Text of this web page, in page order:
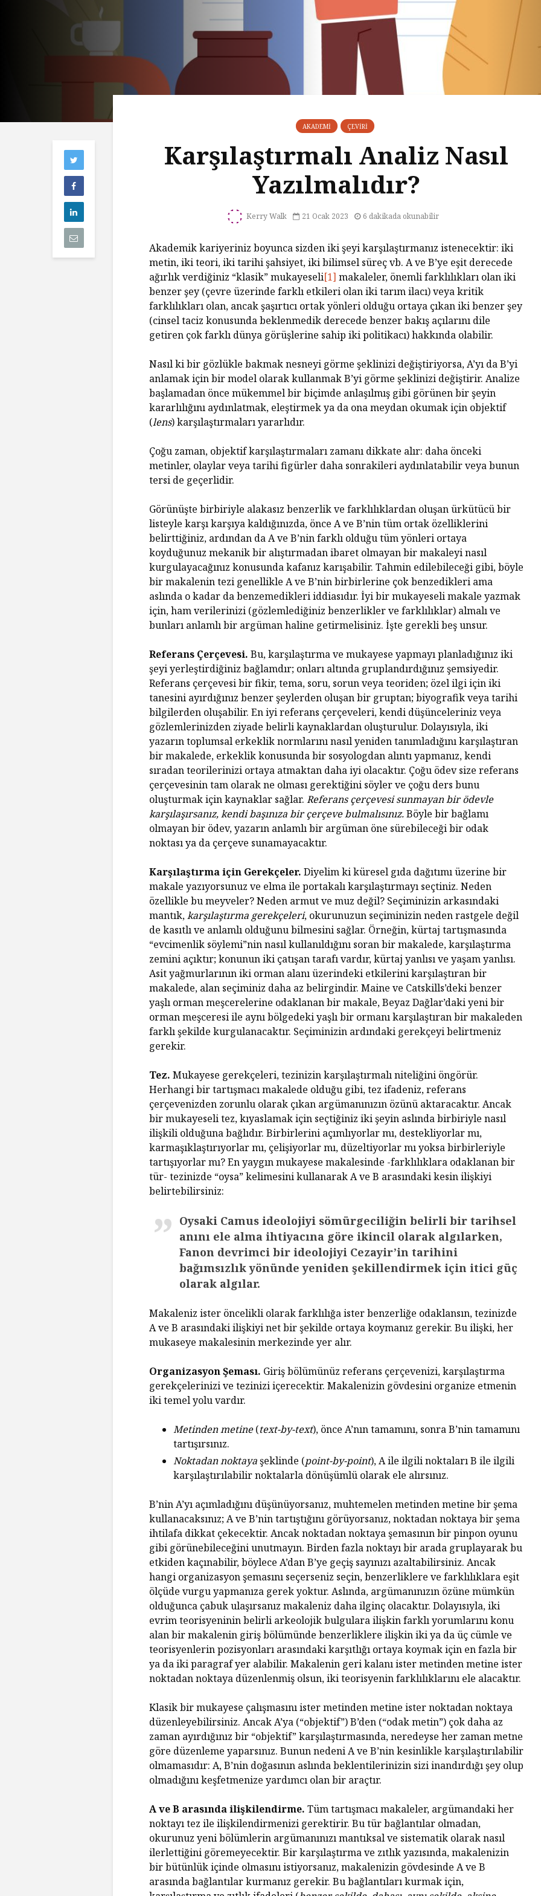
AKADEMI ÇEVIRI
Karşılaştırmalı Analiz Nasıl
Yazılmalıdır?
Kerry Walk 21 Ocak 2023 6 dakikada okunabilir
Akademik kariyeriniz boyunca sizden iki şeyi karşılaştırmanız istenecektir: iki
metin, iki teori, iki tarihi şahsiyet, iki bilimsel süreç vb. A ve B’ye eşit derecede
ağırlık verdiğiniz “klasik” mukayeseli[1] makaleler, önemli farklılıkları olan iki
benzer şey (çevre üzerinde farklı etkileri olan iki tarım ilacı) veya kritik
farklılıkları olan, ancak şaşırtıcı ortak yönleri olduğu ortaya çıkan iki benzer şey
(cinsel taciz konusunda beklenmedik derecede benzer bakış açılarını dile
getiren çok farklı dünya görüşlerine sahip iki politikacı) hakkında olabilir.
Nasıl ki bir gözlükle bakmak nesneyi görme şeklinizi değiştiriyorsa, A’yı da B’yi
anlamak için bir model olarak kullanmak B’yi görme şeklinizi değiştirir. Analize
başlamadan önce mükemmel bir biçimde anlaşılmış gibi görünen bir şeyin
kararlılığını aydınlatmak, eleştirmek ya da ona meydan okumak için objektif
(lens) karşılaştırmaları yararlıdır.
Çoğu zaman, objektif karşılaştırmaları zamanı dikkate alır: daha önceki
metinler, olaylar veya tarihi figürler daha sonrakileri aydınlatabilir veya bunun
tersi de geçerlidir.
Görünüşte birbiriyle alakasız benzerlik ve farklılıklardan oluşan ürkütücü bir
listeyle karşı karşıya kaldığınızda, önce A ve B’nin tüm ortak özelliklerini
belirttiğiniz, ardından da A ve B’nin farklı olduğu tüm yönleri ortaya
koyduğunuz mekanik bir alıştırmadan ibaret olmayan bir makaleyi nasıl
kurgulayacağınız konusunda kafanız karışabilir. Tahmin edilebileceği gibi, böyle
bir makalenin tezi genellikle A ve B’nin birbirlerine çok benzedikleri ama
aslında o kadar da benzemedikleri iddiasıdır. İyi bir mukayeseli makale yazmak
için, ham verilerinizi (gözlemlediğiniz benzerlikler ve farklılıklar) almalı ve
bunları anlamlı bir argüman haline getirmelisiniz. İşte gerekli beş unsur.
Referans Çerçevesi. Bu, karşılaştırma ve mukayese yapmayı planladığınız iki
şeyi yerleştirdiğiniz bağlamdır; onları altında gruplandırdığınız şemsiyedir.
Referans çerçevesi bir fikir, tema, soru, sorun veya teoriden; özel ilgi için iki
tanesini ayırdığınız benzer şeylerden oluşan bir gruptan; biyografik veya tarihi
bilgilerden oluşabilir. En iyi referans çerçeveleri, kendi düşünceleriniz veya
gözlemlerinizden ziyade belirli kaynaklardan oluşturulur. Dolayısıyla, iki
yazarın toplumsal erkeklik normlarını nasıl yeniden tanımladığını karşılaştıran
bir makalede, erkeklik konusunda bir sosyologdan alıntı yapmanız, kendi
sıradan teorilerinizi ortaya atmaktan daha iyi olacaktır. Çoğu ödev size referans
çerçevesinin tam olarak ne olması gerektiğini söyler ve çoğu ders bunu
oluşturmak için kaynaklar sağlar. Referans çerçevesi sunmayan bir ödevle
karşılaşırsanız, kendi başınıza bir çerçeve bulmalısınız.Böyle bir bağlamı
olmayan bir ödev, yazarın anlamlı bir argüman öne sürebileceği bir odak
noktası ya da çerçeve sunamayacaktır.
Karşılaştırma için Gerekçeler. Diyelim ki küresel gıda dağıtımı üzerine bir
makale yazıyorsunuz ve elma ile portakalı karşılaştırmayı seçtiniz. Neden
özellikle bu meyveler? Neden armut ve muz değil? Seçiminizin arkasındaki
mantık,karşılaştırma gerekçeleri, okurunuzun seçiminizin neden rastgele değil
de kasıtlı ve anlamlı olduğunu bilmesini sağlar. Örneğin, kürtaj tartışmasında
“evcimenlik söylemi”nin nasıl kullanıldığını soran bir makalede, karşılaştırma
zemini açıktır; konunun iki çatışan tarafı vardır, kürtaj yanlısı ve yaşam yanlısı.
Asit yağmurlarının iki orman alanı üzerindeki etkilerini karşılaştıran bir
makalede, alan seçiminiz daha az belirgindir. Maine ve Catskills’deki benzer
yaşlı orman meşcerelerine odaklanan bir makale, Beyaz Dağlar’daki yeni bir
orman meşceresi ile aynı bölgedeki yaşlı bir ormanı karşılaştıran bir makaleden
farklı şekilde kurgulanacaktır. Seçiminizin ardındaki gerekçeyi belirtmeniz
gerekir.
Tez. Mukayese gerekçeleri, tezinizin karşılaştırmalı niteliğini öngörür.
Herhangi bir tartışmacı makalede olduğu gibi, tez ifadeniz, referans
çerçevenizden zorunlu olarak çıkan argümanınızın özünü aktaracaktır. Ancak
bir mukayeseli tez, kıyaslamak için seçtiğiniz iki şeyin aslında birbiriyle nasıl
ilişkili olduğuna bağlıdır. Birbirlerini açımlıyorlar mı, destekliyorlar mı,
karmaşıklaştırıyorlar mı, çelişiyorlar mı, düzeltiyorlar mı yoksa birbirleriyle
tartışıyorlar mı? En yaygın mukayese makalesinde -farklılıklara odaklanan bir
tür- tezinizde “oysa” kelimesini kullanarak A ve B arasındaki kesin ilişkiyi
belirtebilirsiniz:
Oysaki Camus ideolojiyi sömürgeciliğin belirli bir tarihsel
anını ele alma ihtiyacına göre ikincil olarak algılarken,
Fanon devrimci bir ideolojiyi Cezayir’in tarihini
bağımsızlık yönünde yeniden şekillendirmek için itici güç
olarak algılar.
Makaleniz ister öncelikli olarak farklılığa ister benzerliğe odaklansın, tezinizde
A ve B arasındaki ilişkiyi net bir şekilde ortaya koymanız gerekir. Bu ilişki, her
mukaseye makalesinin merkezinde yer alır.
Organizasyon Şeması. Giriş bölümünüz referans çerçevenizi, karşılaştırma
gerekçelerinizi ve tezinizi içerecektir. Makalenizin gövdesini organize etmenin
iki temel yolu vardır.
Metinden metine(text-by-text), önce A’nın tamamını, sonra B’nin tamamını
tartışırsınız.
Noktadan noktayaşeklinde (point-by-point), A ile ilgili noktaları B ile ilgili
karşılaştırılabilir noktalarla dönüşümlü olarak ele alırsınız.
B’nin A’yı açımladığını düşünüyorsanız, muhtemelen metinden metine bir şema
kullanacaksınız; A ve B’nin tartıştığını görüyorsanız, noktadan noktaya bir şema
ihtilafa dikkat çekecektir. Ancak noktadan noktaya şemasının bir pinpon oyunu
gibi görünebileceğini unutmayın. Birden fazla noktayı bir arada gruplayarak bu
etkiden kaçınabilir, böylece A’dan B’ye geçiş sayınızı azaltabilirsiniz. Ancak
hangi organizasyon şemasını seçerseniz seçin, benzerliklere ve farklılıklara eşit
ölçüde vurgu yapmanıza gerek yoktur. Aslında, argümanınızın özüne mümkün
olduğunca çabuk ulaşırsanız makaleniz daha ilginç olacaktır. Dolayısıyla, iki
evrim teorisyeninin belirli arkeolojik bulgulara ilişkin farklı yorumlarını konu
alan bir makalenin giriş bölümünde benzerliklere ilişkin iki ya da üç cümle ve
teorisyenlerin pozisyonları arasındaki karşıtlığı ortaya koymak için en fazla bir
ya da iki paragraf yer alabilir. Makalenin geri kalanı ister metinden metine ister
noktadan noktaya düzenlenmiş olsun, iki teorisyenin farklılıklarını ele alacaktır.
Klasik bir mukayese çalışmasını ister metinden metine ister noktadan noktaya
düzenleyebilirsiniz. Ancak A’ya (“objektif”) B’den (“odak metin”) çok daha az
zaman ayırdığınız bir “objektif” karşılaştırmasında, neredeyse her zaman metne
göre düzenleme yaparsınız. Bunun nedeni A ve B’nin kesinlikle karşılaştırılabilir
olmamasıdır: A, B’nin doğasının aslında beklentilerinizin sizi inandırdığı şey olup
olmadığını keşfetmenize yardımcı olan bir araçtır.
A ve B arasında ilişkilendirme. Tüm tartışmacı makaleler, argümandaki her
noktayı tez ile ilişkilendirmenizi gerektirir. Bu tür bağlantılar olmadan,
okurunuz yeni bölümlerin argümanınızı mantıksal ve sistematik olarak nasıl
ilerlettiğini göremeyecektir. Bir karşılaştırma ve zıtlık yazısında, makalenizin
bir bütünlük içinde olmasını istiyorsanız, makalenizin gövdesinde A ve B
arasında bağlantılar kurmanız gerekir. Bu bağlantıları kurmak için,
Tarihin Gölgesinde
Güney Afrika
Üzerine: Paskalya,
Yokluğun
Ontoloji ve
Hoşnutsuzlukları
Habermas’ın
Ardından
Alexandre Kojève ve
Evrensel
Özgürleşme
Yıllık Hayvan
Özgürleşmesi
Hayatını Yaşamak
(Jean-Luc Godard,
1962)
İnançsız Umut: Bir
Teolojik Anlaşmazlık
Üzerine
Karl Marx Filozof
muydu?
Dayalı
Asırdır
Kral
Kendini